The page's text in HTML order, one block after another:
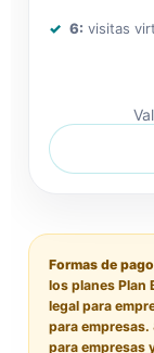
6: visitas
Formas de
los planes Plan
legal para
para empresas.
para empresas